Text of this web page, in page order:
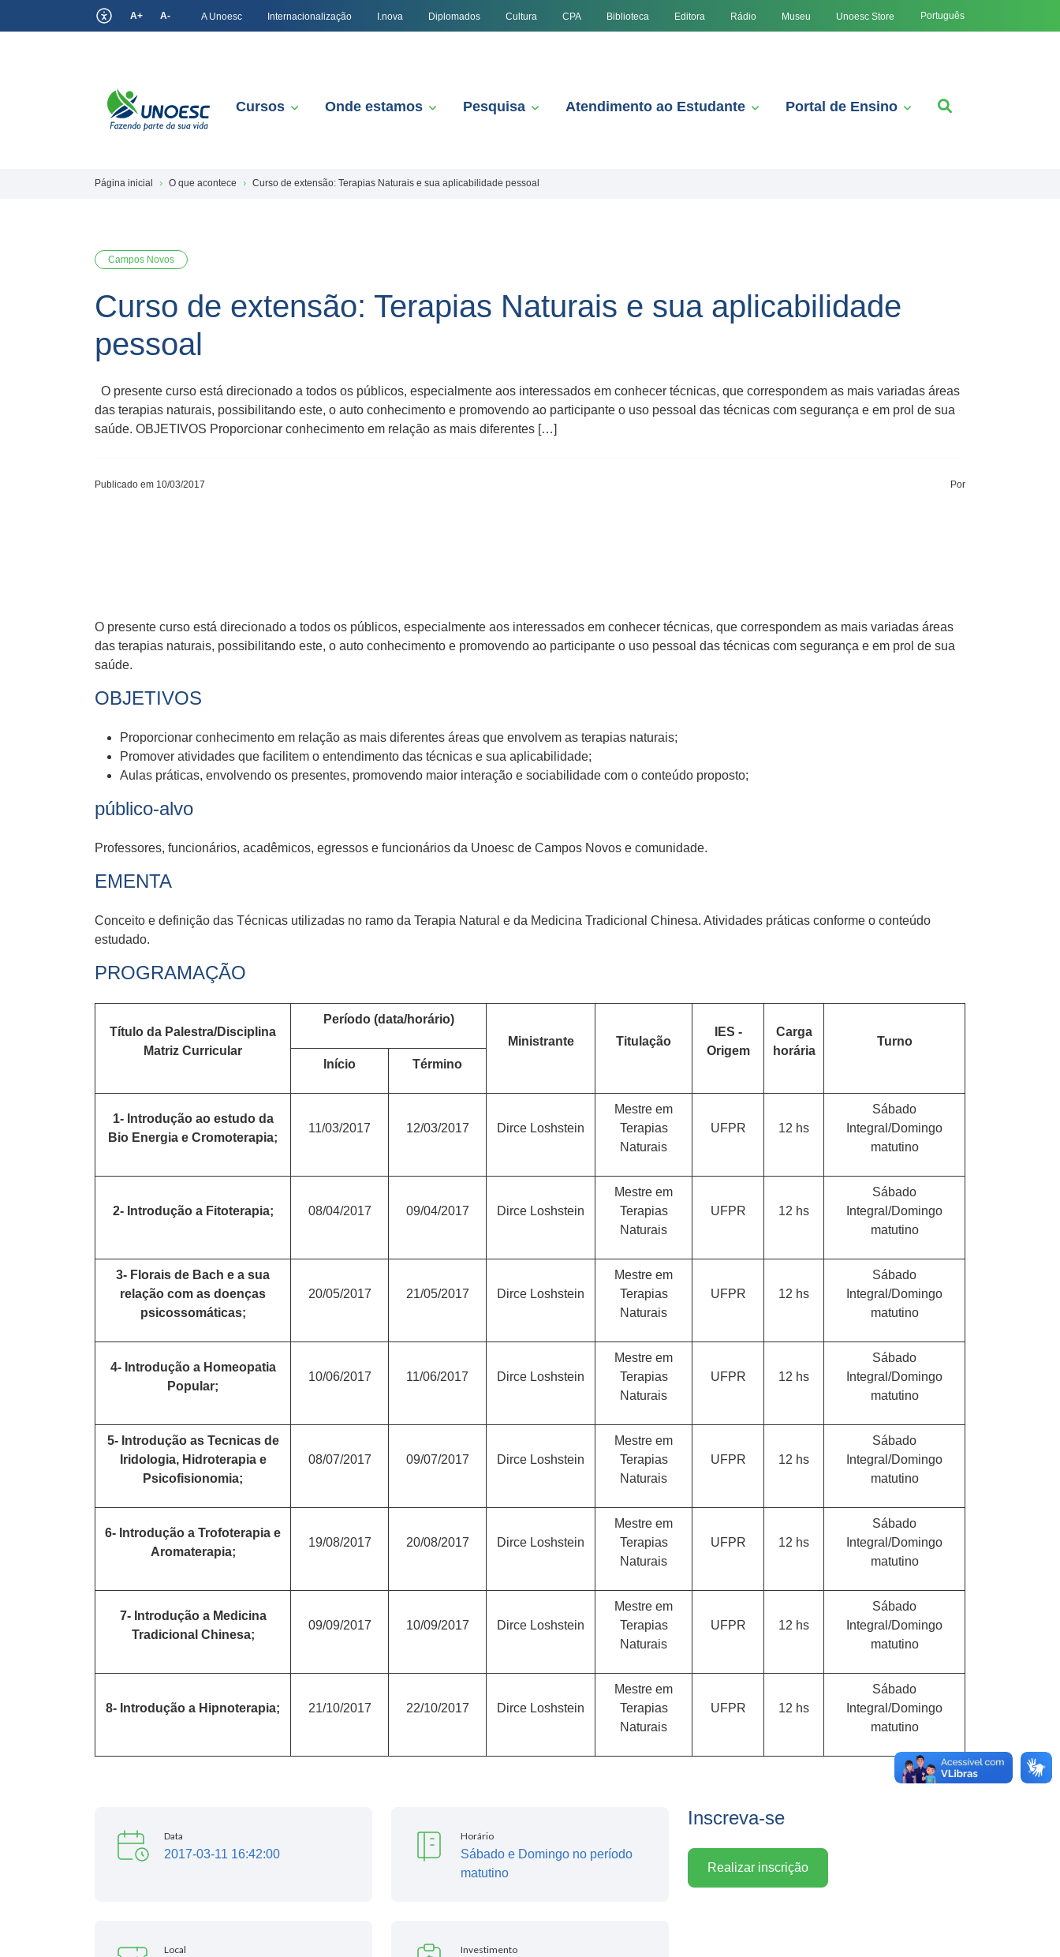
A+ A- A Unoesc Internacionalização I.nova Diplomados Cultura CPA Biblioteca Editora Rádio Museu Unoesc Store Português
Cursos Onde estamos Pesquisa Atendimento ao Estudante Portal de Ensino
Página inicial O que acontece Curso de extensão: Terapias Naturais e sua aplicabilidade pessoal
Campos Novos
Curso de extensão: Terapias Naturais e sua aplicabilidade
pessoal
O presente curso está direcionado a todos os públicos, especialmente aos interessados em conhecer técnicas, que correspondem as mais variadas áreas
das terapias naturais, possibilitando este, o auto conhecimento e promovendo ao participante o uso pessoal das técnicas com segurança e em prol de sua
saúde. OBJETIVOS Proporcionar conhecimento em relação as mais diferentes […]
Publicado em 10/03/2017 Por
O presente curso está direcionado a todos os públicos, especialmente aos interessados em conhecer técnicas, que correspondem as mais variadas áreas
das terapias naturais, possibilitando este, o auto conhecimento e promovendo ao participante o uso pessoal das técnicas com segurança e em prol de sua
saúde.
OBJETIVOS
Proporcionar conhecimento em relação as mais diferentes áreas que envolvem as terapias naturais;
Promover atividades que facilitem o entendimento das técnicas e sua aplicabilidade;
Aulas práticas, envolvendo os presentes, promovendo maior interação e sociabilidade com o conteúdo proposto;
público-alvo
Professores, funcionários, acadêmicos, egressos e funcionários da Unoesc de Campos Novos e comunidade.
EMENTA
Conceito e definição das Técnicas utilizadas no ramo da Terapia Natural e da Medicina Tradicional Chinesa. Atividades práticas conforme o conteúdo
estudado.
PROGRAMAÇÃO
Título da Palestra/Disciplina
Matriz Curricular
Período (data/horário)
Ministrante
Titulação
IES -
Origem
Carga
horária
Turno
Início
Término
1- Introdução ao estudo da
Bio Energia e Cromoterapia;
11/03/2017 12/03/2017 Dirce Loshstein
Mestre em
Terapias
Naturais
UFPR 12 hs
Sábado
Integral/Domingo
matutino
2- Introdução a Fitoterapia; 08/04/2017 09/04/2017 Dirce Loshstein
Mestre em
Terapias
Naturais
UFPR 12 hs
Sábado
Integral/Domingo
matutino
3- Florais de Bach e a sua
relação com as doenças
psicossomáticas;
20/05/2017 21/05/2017 Dirce Loshstein
Mestre em
Terapias
Naturais
UFPR 12 hs
Sábado
Integral/Domingo
matutino
4- Introdução a Homeopatia
Popular;
10/06/2017 11/06/2017 Dirce Loshstein
Mestre em
Terapias
Naturais
UFPR 12 hs
Sábado
Integral/Domingo
matutino
5- Introdução as Tecnicas de
Iridologia, Hidroterapia e
Psicofisionomia;
08/07/2017 09/07/2017 Dirce Loshstein
Mestre em
Terapias
Naturais
UFPR 12 hs
Sábado
Integral/Domingo
matutino
6- Introdução a Trofoterapia e
Aromaterapia;
19/08/2017 20/08/2017 Dirce Loshstein
Mestre em
Terapias
Naturais
UFPR 12 hs
Sábado
Integral/Domingo
matutino
7- Introdução a Medicina
Tradicional Chinesa;
09/09/2017 10/09/2017 Dirce Loshstein
Mestre em
Terapias
Naturais
UFPR 12 hs
Sábado
Integral/Domingo
matutino
8- Introdução a Hipnoterapia; 21/10/2017 22/10/2017 Dirce Loshstein
Mestre em
Terapias
Naturais
UFPR 12 hs
Sábado
Integral/Domingo
matutino
Data
2017-03-11 16:42:00
Horário
Sábado e Domingo no período
matutino
Local Investimento
Inscreva-se
Realizar inscrição